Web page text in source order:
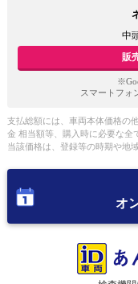
中
販
スマートフォ
支払総額には、車両本体価格の
金 相当額等、購入時に必要な全
当該価格は、登録等の時期や地
オ